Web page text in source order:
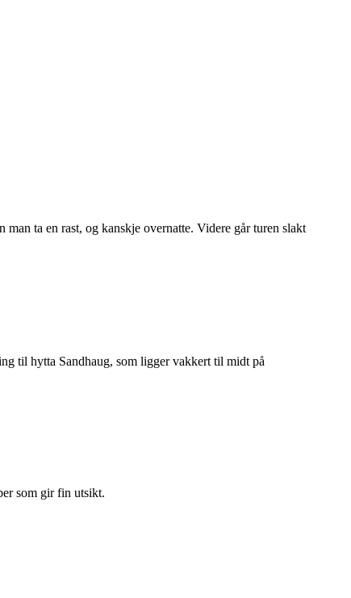
ta en rast, og kanskje overnatte. Videre går turen slakt
til hytta Sandhaug, som ligger vakkert til midt på
som gir fin utsikt.